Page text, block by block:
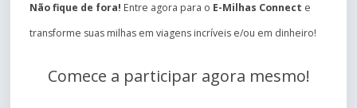
Não fique de fora! Entre agora para o E-Milhas Connect e
transforme suas milhas em viagens incríveis e/ou em dinheiro!
Comece a participar agora mesmo!